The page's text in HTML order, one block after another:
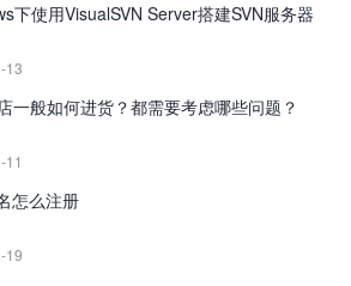
下使用VisualSVN Server搭建SVN服务器
13
一般如何进货？都需要考虑哪些问题？
11
怎么注册
19